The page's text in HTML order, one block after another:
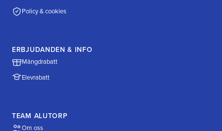
Policy & cookies
ERBJUDANDEN & INFO
Mängdrabatt
Elevrabatt
TEAM ALUTORP
Om oss